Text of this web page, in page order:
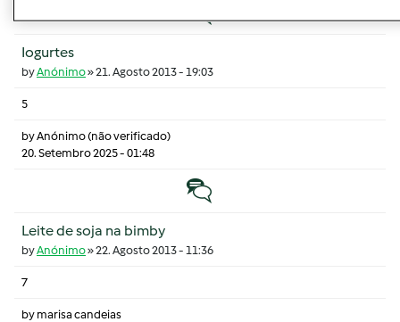
Iogurtes
byAnónimo»21. Agosto 2013 - 19:03
5
byAnónimo (não verificado)
20. Setembro 2025 - 01:48
Tópico normal
Leite de soja na bimby
byAnónimo»22. Agosto 2013 - 11:36
7
by marisa candeias